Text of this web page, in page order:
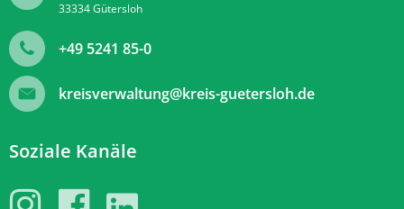
33334Gütersloh
+49 5241 85-0
kreisverwaltung@kreis-guetersloh.de
Soziale Kanäle